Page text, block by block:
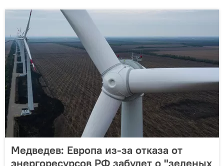
Медведев: Европа из-за отказа от
энергоресурсов РФ забудет о "зеленых